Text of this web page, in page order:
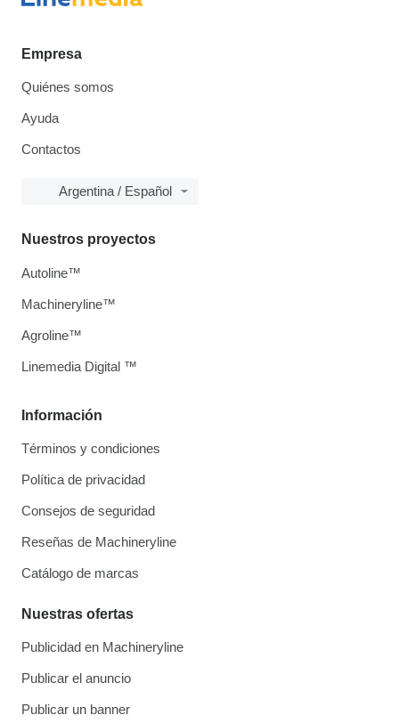
Empresa
Quiénes somos
Ayuda
Contactos
Argentina / Español
Información
Términos y condiciones
Política de privacidad
Consejos de seguridad
Reseñas de Machineryline
Catálogo de marcas
Nuestras ofertas
Publicidad en Machineryline
Publicar el anuncio
Publicar un banner
Nuestros proyectos
Autoline™
Machineryline™
Agroline™
Linemedia Digital ™